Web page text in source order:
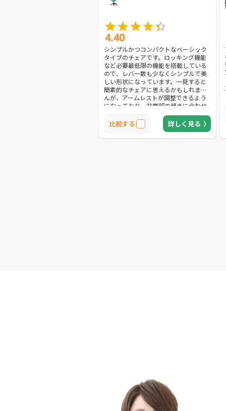
4.40
シンプルかつコンパクトなベーシック
タイプのチェアです。ロッキング機能
など必要最低限の機能を搭載している
ので、レバー数も少なくシンプルで美
しい形状になっています。一見すると
簡素的なチェアに思えるかもしれませ
んが、アームレストが調整できるよう
になっており、背面部の傾きに合わせ
て座面が前面にスライドする仕組みも
あるので、機能性は抜群です。シンプ
ルかつ高性能なチェアを揃えたい企業
は、導入を検討してみてはいかがでし
比較する 詳しく見る